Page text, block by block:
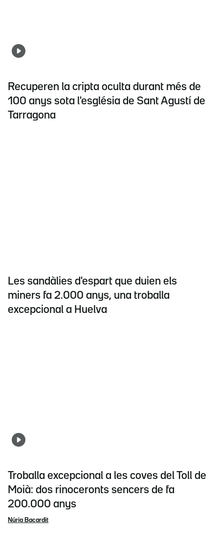
Recuperen la cripta oculta durant més de
100 anys sota l'església de Sant Agustí de
Tarragona
Les sandàlies d'espart que duien els
miners fa 2.000 anys, una troballa
excepcional a Huelva
Troballa excepcional a les coves del Toll de
Moià: dos rinoceronts sencers de fa
200.000 anys
Núria Bacardit